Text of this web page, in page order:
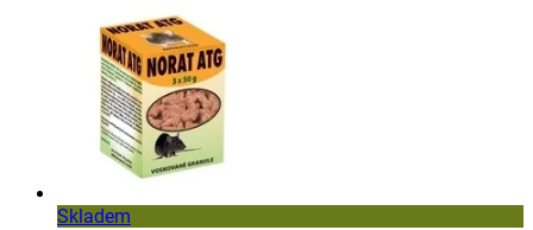
Skladem